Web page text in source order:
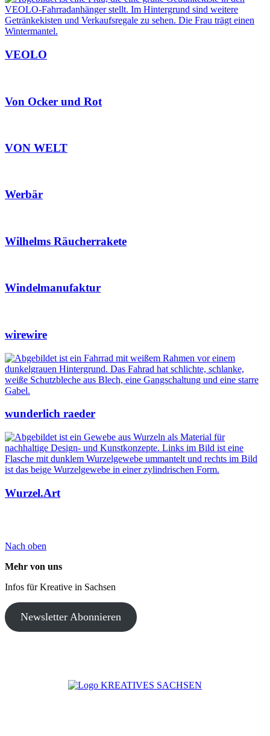
VEOLO
Von Ocker und Rot
VON WELT
Werbär
Wilhelms Räucherrakete
Windelmanufaktur
wirewire
wunderlich raeder
Wurzel.Art
Nach oben
Mehr von uns
Infos für Kreative in Sachsen
Newsletter Abonnieren